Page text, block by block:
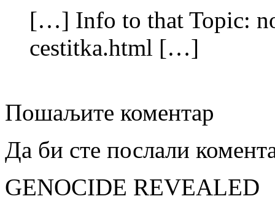
[…] Info to that Topic:
cestitka.html […]
Пошаљите коментар
Да би сте послали
GENOCIDE REVEALED